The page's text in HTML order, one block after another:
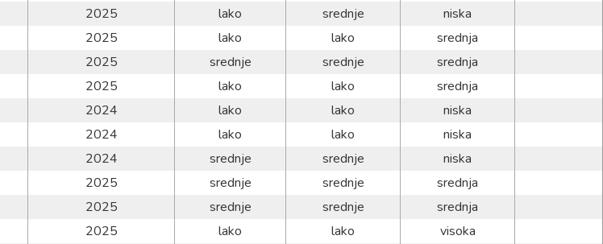
2025 lako srednje niska
2025 lako lako srednja
2025 srednje srednje srednja
2025 lako lako srednja
2024 lako lako niska
2024 lako lako niska
2024 srednje srednje niska
2025 srednje srednje srednja
2025 srednje srednje srednja
2025 lako lako visoka